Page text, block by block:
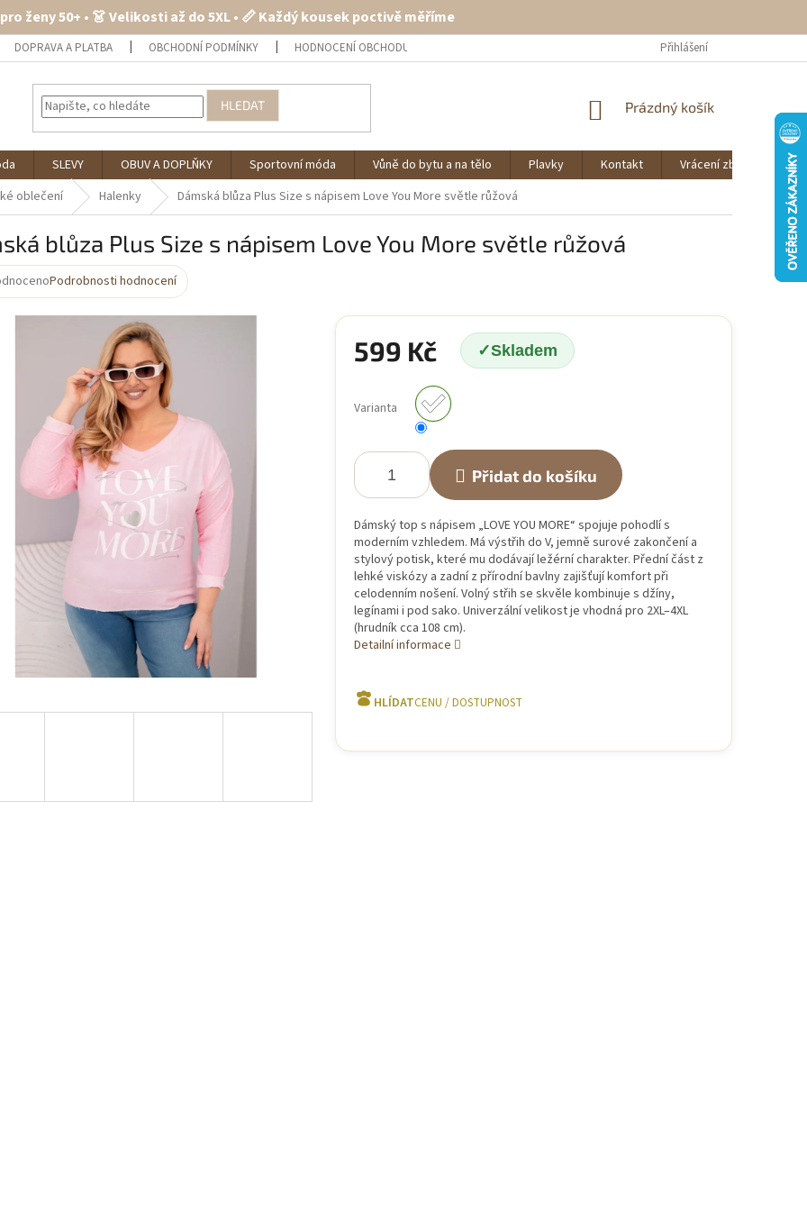
ženy 50+ • 👗 Velikosti až do 5XL • 📏 Každý kousek poctivě měříme
DOPRAVA A PLATBA OBCHODNÍ PODMÍNKY HODNOCENÍ OBCHODU Přihlášení
HLEDAT
NÁKUPNÍ
Prázdný košík
SLEVY OBUV A DOPLŇKY Sportovní móda Vůně do bytu a na tělo Plavky Kontakt Vrácení zboží
O
oblečení Halenky Dámská blůza Plus Size s nápisem Love You More světle růžová
blůza Plus Size s nápisem Love You More světle růžová
Podrobnosti hodnocení
599 Kč Skladem
cena:
Varianta
Přidat do košíku
Dámský top s nápisem „LOVE YOU MORE“ spojuje pohodlí s
moderním vzhledem. Má výstřih do V, jemně surové zakončení a
stylový potisk, které mu dodávají ležérní charakter. Přední část z
lehké viskózy a zadní z přírodní bavlny zajišťují komfort při
celodenním nošení. Volný střih se skvěle kombinuje s džíny,
legínami i pod sako. Univerzální velikost je vhodná pro 2XL–4XL
(hrudník cca 108 cm).
Detailní informace
HLÍDAT